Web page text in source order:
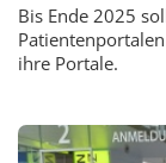
Bis Ende 2025
ihre Portale.